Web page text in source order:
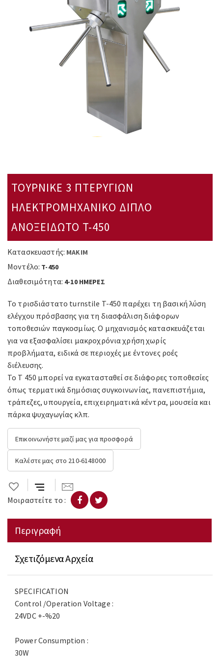
ΤΟΥΡΝΙΚΕ 3 ΠΤΕΡΥΓΙΩΝ
ΗΛΕΚΤΡΟΜΗΧΑΝΙΚΟ ΔΙΠΛΟ
ΑΝΟΞΕΙΔΩΤΟ T-450
Κατασκευαστής: MAKIM
Μοντέλο: T-450
Διαθεσιμότητα: 4-10 ΗΜΕΡΕΣ
Το τρισδιάστατο turnstile T-450 παρέχει τη βασική λύση
ελέγχου πρόσβασης για τη διασφάλιση διάφορων
τοποθεσιών παγκοσμίως. Ο μηχανισμός κατασκευάζεται
για να εξασφαλίσει μακροχρόνια χρήση χωρίς
προβλήματα, ειδικά σε περιοχές με έντονες ροές
διέλευσης.
Το T 450 μπορεί να εγκατασταθεί σε διάφορες τοποθεσίες
όπως τερματικά δημόσιας συγκοινωνίας, πανεπιστήμια,
τράπεζες, υπουργεία, επιχειρηματικά κέντρα, μουσεία και
πάρκα ψυχαγωγίας κλπ.
Επικοινωνήστε μαζί μας για προσφορά
Καλέστε μας στο 210-6148000
Μοιραστείτε το :
Περιγραφή
Σχετιζόμενα Αρχεία
SPECIFICATION
Control /Operation Voltage :
24VDC +-%20
Power Consumption :
30W